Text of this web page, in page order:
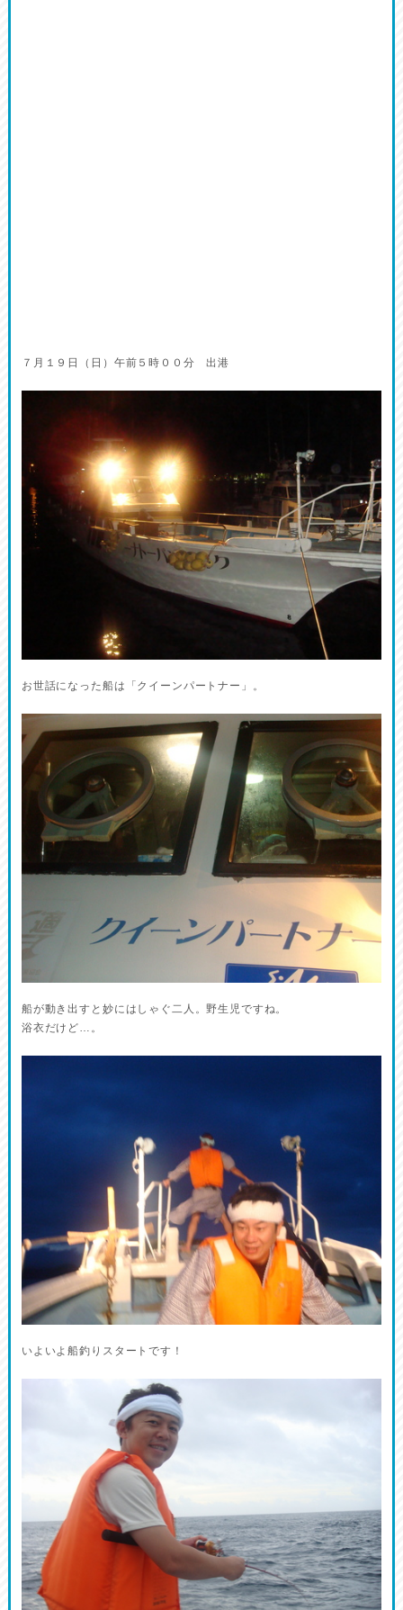
７月１９日（日）午前５時００分 出港
お世話になった船は「クイーンパートナー」。
船が動き出すと妙にはしゃぐ二人。野生児ですね。
浴衣だけど…。
いよいよ船釣りスタートです！